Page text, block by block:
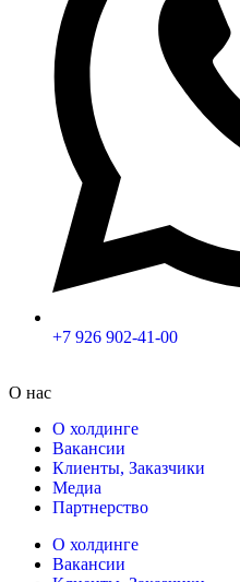
+7 926 902-41-00
О нас
О холдинге
Вакансии
Клиенты, Заказчики
Медиа
Партнерство
О холдинге
Вакансии